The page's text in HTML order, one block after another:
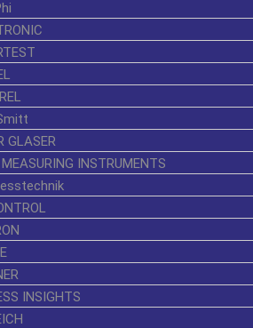
GLASER
INSTRUMENTS
INSIGHTS